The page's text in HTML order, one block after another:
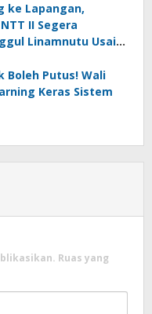
ke Lapangan,
II Segera
Linamnutu Usai
Boleh Putus! Wali
Keras Sistem
Ruas yang